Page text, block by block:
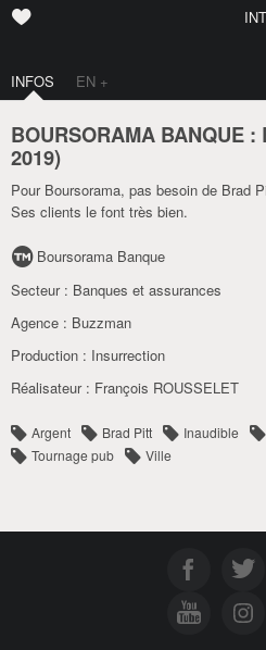
INFOS EN +
BOURSORAMA BANQUE :
2019)
Pour Boursorama, pas besoin de Brad
Ses clients le font très bien.
Boursorama Banque
Secteur : Banques et assurances
Agence : Buzzman
Production : Insurrection
Réalisateur : François ROUSSELET
Argent Brad Pitt Inaudible
Tournage pub
Ville